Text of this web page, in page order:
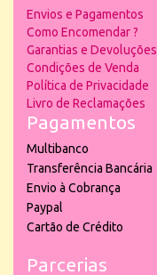
Envios e Pagamentos
Como Encomendar ?
Garantias e Devoluções
Condições de Venda
Política de Privacidade
Livro de Reclamações
Pagamentos
Multibanco
Transferência Bancária
Envio à Cobrança
Paypal
Cartão de Crédito
Parcerias